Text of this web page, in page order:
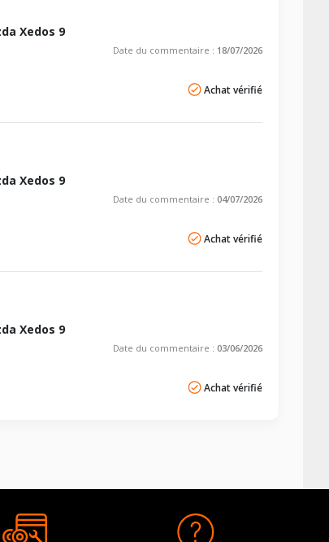
Xedos 9
Date du commentaire : 18/07/2026
Achat vérifié
Xedos 9
Date du commentaire : 04/07/2026
Achat vérifié
Xedos 9
Date du commentaire : 03/06/2026
Achat vérifié